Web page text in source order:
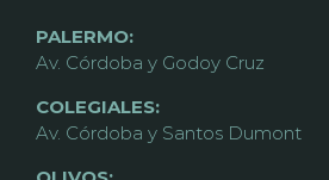
PALERMO:
Av. Córdoba y Godoy Cruz
COLEGIALES:
Av. Córdoba y Santos Dumont